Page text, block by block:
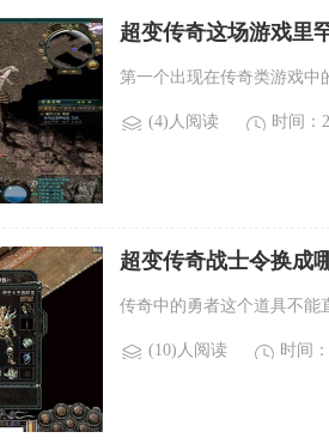
超变传奇这场游戏里
第一个出现在传奇类游戏中
(4)人阅读 时间：
超变传奇战士令换成
传奇中的勇者这个道具不能
(10)人阅读 时间